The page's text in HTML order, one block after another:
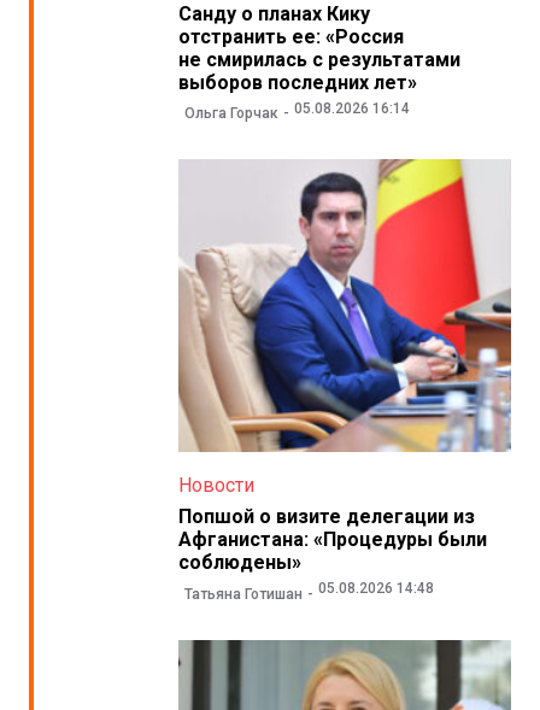
Санду о планах Кику
отстранить ее: «Россия
не смирилась с результатами
выборов последних лет»
Ольга Горчак 05.08.2026 16:14
Новости
Попшой о визите делегации из
Афганистана: «Процедуры были
соблюдены»
Татьяна Готишан 05.08.2026 14:48